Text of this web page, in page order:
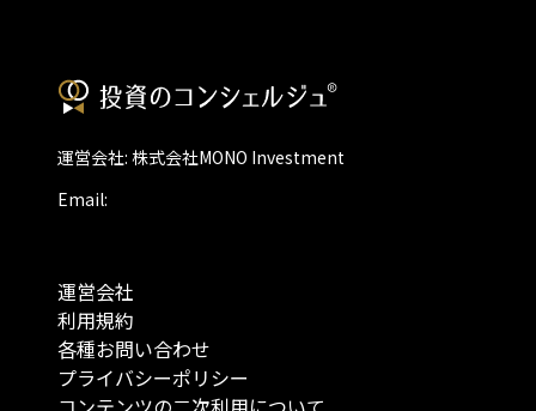
運営会社: 株式会社MONO Investment
Email:
運営会社
利用規約
各種お問い合わせ
プライバシーポリシー